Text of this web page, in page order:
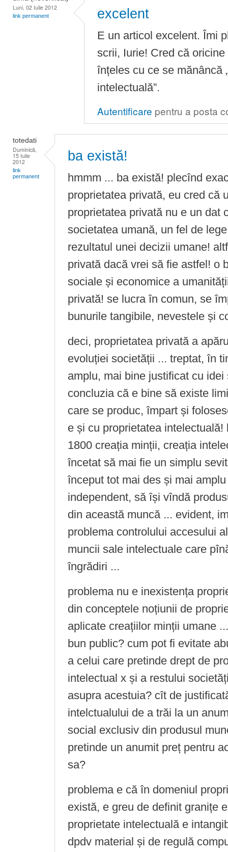
Luni, 02 Iulie 2012
link permanent excelent
E un articol excelent. Îmi
scrii, Iurie! Cred că
înțeles cu ce se mănâncă
intelectuală”.
Autentificare pentru a posta
totedati
Duminică,
15 Iulie
2012
link
permanent
ba există!
hmmm ... ba există! plecînd
proprietatea privată, eu cred că
proprietatea privată nu e un dat
societatea umană, un fel de
rezultatul unei decizii umane!
privată dacă vrei să fie astfel! o
sociale și economice a
privată! se lucra în comun, se
bunurile tangibile, nevestele și
deci, proprietatea privată a
evoluției societății ... treptat, în
amplu, mai bine justificat cu
concluzia că e bine să existe
care se produc, împart și
e și cu proprietatea
1800 creația minții, creația
încetat să mai fie un simplu
început tot mai des și mai
independent, să își vîndă
din această muncă ... evident,
problema controlului accesului
muncii sale intelectuale care
îngrădiri ...
problema nu e inexistența
din conceptele noțiunii de
aplicate creațiilor minții umane
bun public? cum pot fi evitate
a celui care pretinde drept de
intelectual x și a restului
asupra acestuia? cît de
intelctualului de a trăi la un
social exclusiv din produsul
pretinde un anumit preț pentru
sa?
problema e că în domeniul
există, e greu de definit granițe
proprietate intelectuală e
dpdv material și de regulă